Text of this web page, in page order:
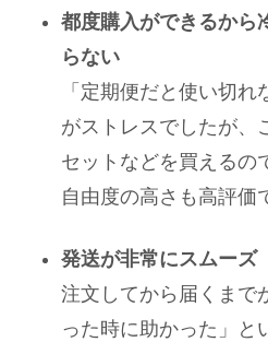
都度購入ができるから
らない
「定期便だと使い切
がストレスでしたが、
セットなどを買えるの
自由度の高さも高評価
発送が非常にスムーズ
注文してから届くまで
った時に助かった」と